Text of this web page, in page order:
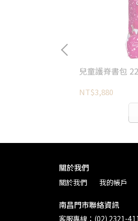
兒童護脊書包
NT$3,880
關於我們
關於我們 我的帳戶
南昌門市聯絡資訊
客服專線：(02) 2321-